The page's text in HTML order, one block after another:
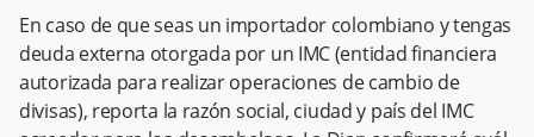
En caso de que seas un importador colombiano y tengas
deuda externa otorgada por un IMC (entidad financiera
autorizada para realizar operaciones de cambio de
divisas), reporta la razón social, ciudad y país del IMC